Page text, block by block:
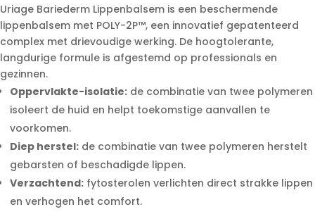
Uriage Bariederm Lippenbalsem is een beschermende
lippenbalsem met POLY-2P™, een innovatief gepatenteerd
complex met drievoudige werking. De hoogtolerante,
langdurige formule is afgestemd op professionals en
gezinnen.
Oppervlakte-isolatie: de combinatie van twee polymeren
isoleert de huid en helpt toekomstige aanvallen te
voorkomen.
Diep herstel: de combinatie van twee polymeren herstelt
gebarsten of beschadigde lippen.
Verzachtend: fytosterolen verlichten direct strakke lippen
en verhogen het comfort.